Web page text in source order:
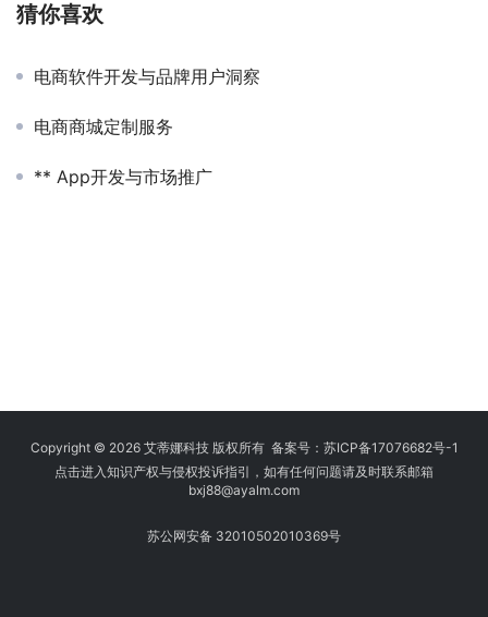
猜你喜欢
电商软件开发与品牌用户洞察
电商商城定制服务
** App开发与市场推广
Copyright © 2026 艾蒂娜科技 版权所有 备案号： 苏ICP备17076682号-1
点击进入知识产权与侵权投诉指引，如有任何问题请及时联系邮箱
bxj88@ayalm.com
苏公网安备 32010502010369号